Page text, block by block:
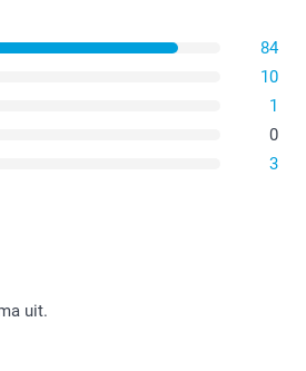
gebruik van bestek op je
na gebruik schoon om te
moet opkrabben.
water en zeep; stop het niet in de
de buurt van warmtebronnen
84
10
1
0
3
uit.